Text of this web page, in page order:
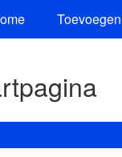
Toevoegen